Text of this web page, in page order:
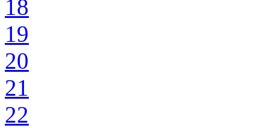
18
19
20
21
22